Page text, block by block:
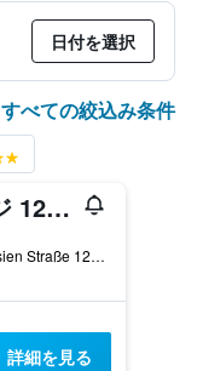
日付を選択
すべての絞込み条件
ステージ 12 ホテル バイ ペンツ
Maria Theresien Straße 12, インスブルック, チロル州, オーストリア
詳細を見る